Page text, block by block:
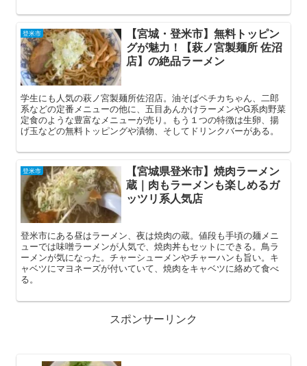
登米市
【宮城・登米市】無料トッピン
グが魅力！【萩ノ宮製麺所 佐沼
店】の絶品ラーメン
学生にも人気の萩ノ宮製麺所佐沼店。油そばペチカちゃん、二郎
系などの定番メニューの他に、五目あんかけラーメンやG系肉野菜
定食のような豊富なメニューが売り。もう１つの特徴は生卵、揚
げ玉などの無料トッピングや漬物、そしてドリンクバーがある。
登米市
【宮城県登米市】焼肉ラーメン
蔵｜肉もラーメンも楽しめるガ
ッツリ系人気店
登米市にある昼はラーメン、夜は焼肉の蔵。値段も手頃の麺メニ
ューでは味噌ラーメンが人気で、焼肉丼もセットにできる。鳥ラ
ーメンが気になった。チャーシューメンやチャーハンも旨い。キ
ャベツにマヨネーズが付いていて、焼肉をキャベツに絡めて食べ
る。
スポンサーリンク